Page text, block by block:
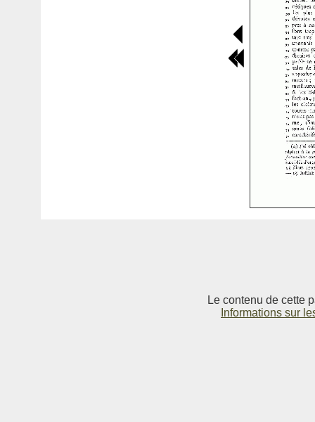
Le contenu de cette
Informations sur